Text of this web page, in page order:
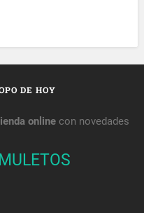
DE HOY
onlinecon novedades